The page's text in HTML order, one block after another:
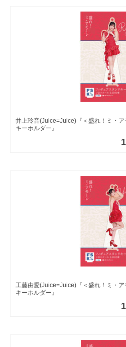
井上玲音(Juice=Juice)『＜盛れ！ミ・
キーホルダー』
工藤由愛(Juice=Juice)『＜盛れ！ミ・
キーホルダー』